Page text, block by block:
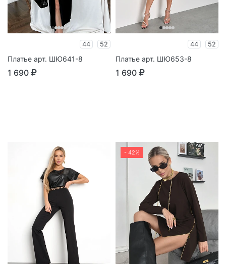
44 52
Платье арт. ШЮ641-8
1 690
44 52
Платье арт. ШЮ653-8
1 690
- 42%